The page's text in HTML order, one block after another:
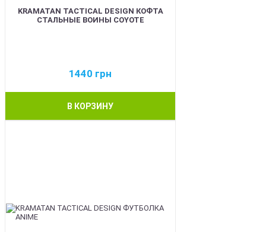
KRAMATAN TACTICAL DESIGN КОФТА
СТАЛЬНЫЕ ВОИНЫ COYOTE
1440 грн
В КОРЗИНУ